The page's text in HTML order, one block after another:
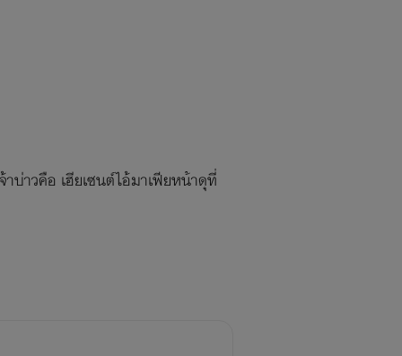
บ่าวคือ เฮียเซนต์ไอ้มาเฟียหน้าดุที่